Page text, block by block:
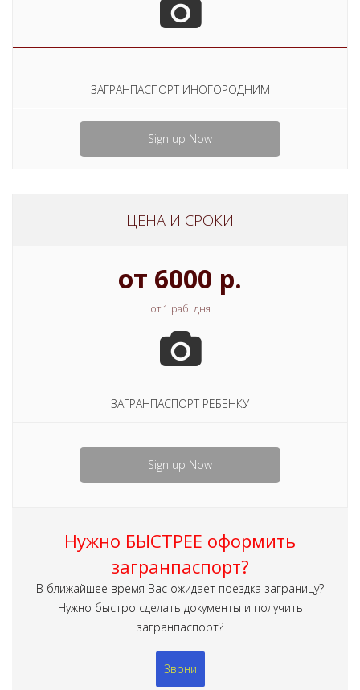
ЗАГРАНПАСПОРТ ИНОГОРОДНИМ
Sign up Now
ЦЕНА И СРОКИ
от 6000 р.
от 1 раб. дня
ЗАГРАНПАСПОРТ РЕБЕНКУ
Sign up Now
Нужно БЫСТРЕЕ оформить
загранпаспорт?
В ближайшее время Вас ожидает поездка заграницу?
Нужно быстро сделать документы и получить
загранпаспорт?
Звони